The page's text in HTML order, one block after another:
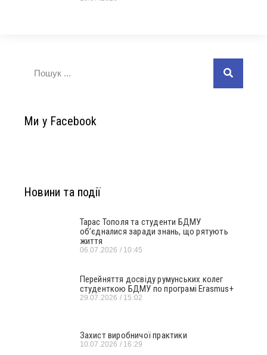
Ми у Facebook
Новини та події
Тарас Тополя та студенти БДМУ
об’єдналися заради знань, що рятують
життя
06.07.2026 10:45
Перейняття досвіду румунських колег
студенткою БДМУ по програмі Erasmus+
29.07.2026 15:02
Захист виробничої практики
10.07.2026 16:29